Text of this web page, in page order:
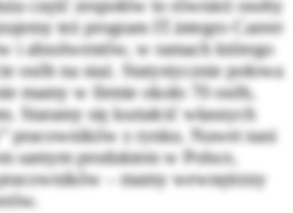
część zespołów to również osoby
też program IT.integro Career
i absolwentów, w ramach którego
osób na staż. Statystycznie połowa
mamy w firmie około 70 osób,
Staramy się kształcić własnych
pracowników z rynku. Nawet nasi
samym produktem w Polsce,
– mamy wewnętrzny